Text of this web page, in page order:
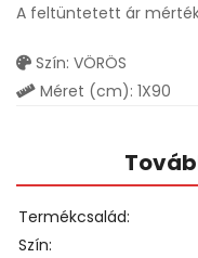
A feltüntetett ár
Szín: VÖRÖS
Méret (cm): 1X90
Termékcsalád
Szín